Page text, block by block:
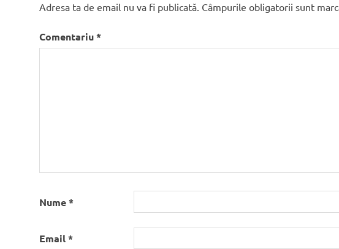
Adresa ta de email nu va fi publicată. Câmpurile obligatorii sunt
Comentariu*
Nume*
Email*